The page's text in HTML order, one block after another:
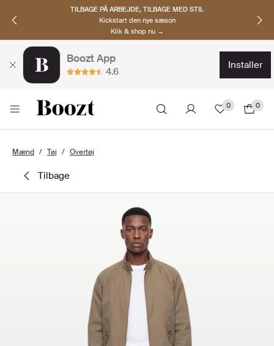
TILBAGE PÅ ARBEJDE, TILBAGE MED STIL
Kickstart den nye sæson
Klik & shop nu →
Boozt App
4.6
installer
0 0
Mænd Tøj Overtøj
tilbage